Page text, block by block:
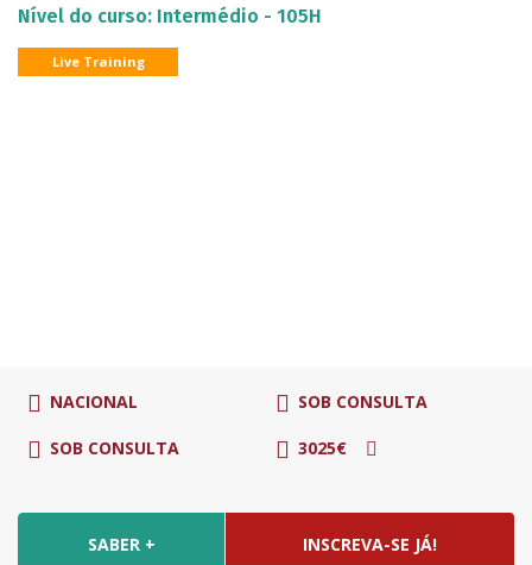
Nível do curso: Intermédio - 105H
Live Training
NACIONAL SOB CONSULTA
SOB CONSULTA 3025€
SABER + INSCREVA-SE JÁ!